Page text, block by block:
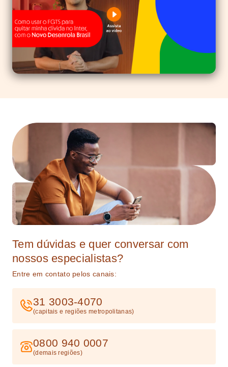
Tem dúvidas e quer conversar com
nossos especialistas?
Entre em contato pelos canais:
31 3003-4070
(capitais e regiões metropolitanas)
0800 940 0007
(demais regiões)